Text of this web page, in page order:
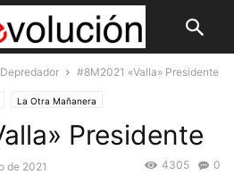
#8M2021 «Valla» Presidente
La Otra Mañanera
Presidente
de 2021 0
4305